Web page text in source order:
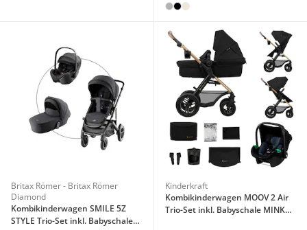
Britax Römer - Britax Römer
Diamond
Kombikinderwagen SMILE 5Z
STYLE Trio-Set inkl. Babyschale
Kinderkraft
Kombikinderwagen MOOV 2 Air
Trio-Set inkl. Babyschale MINK